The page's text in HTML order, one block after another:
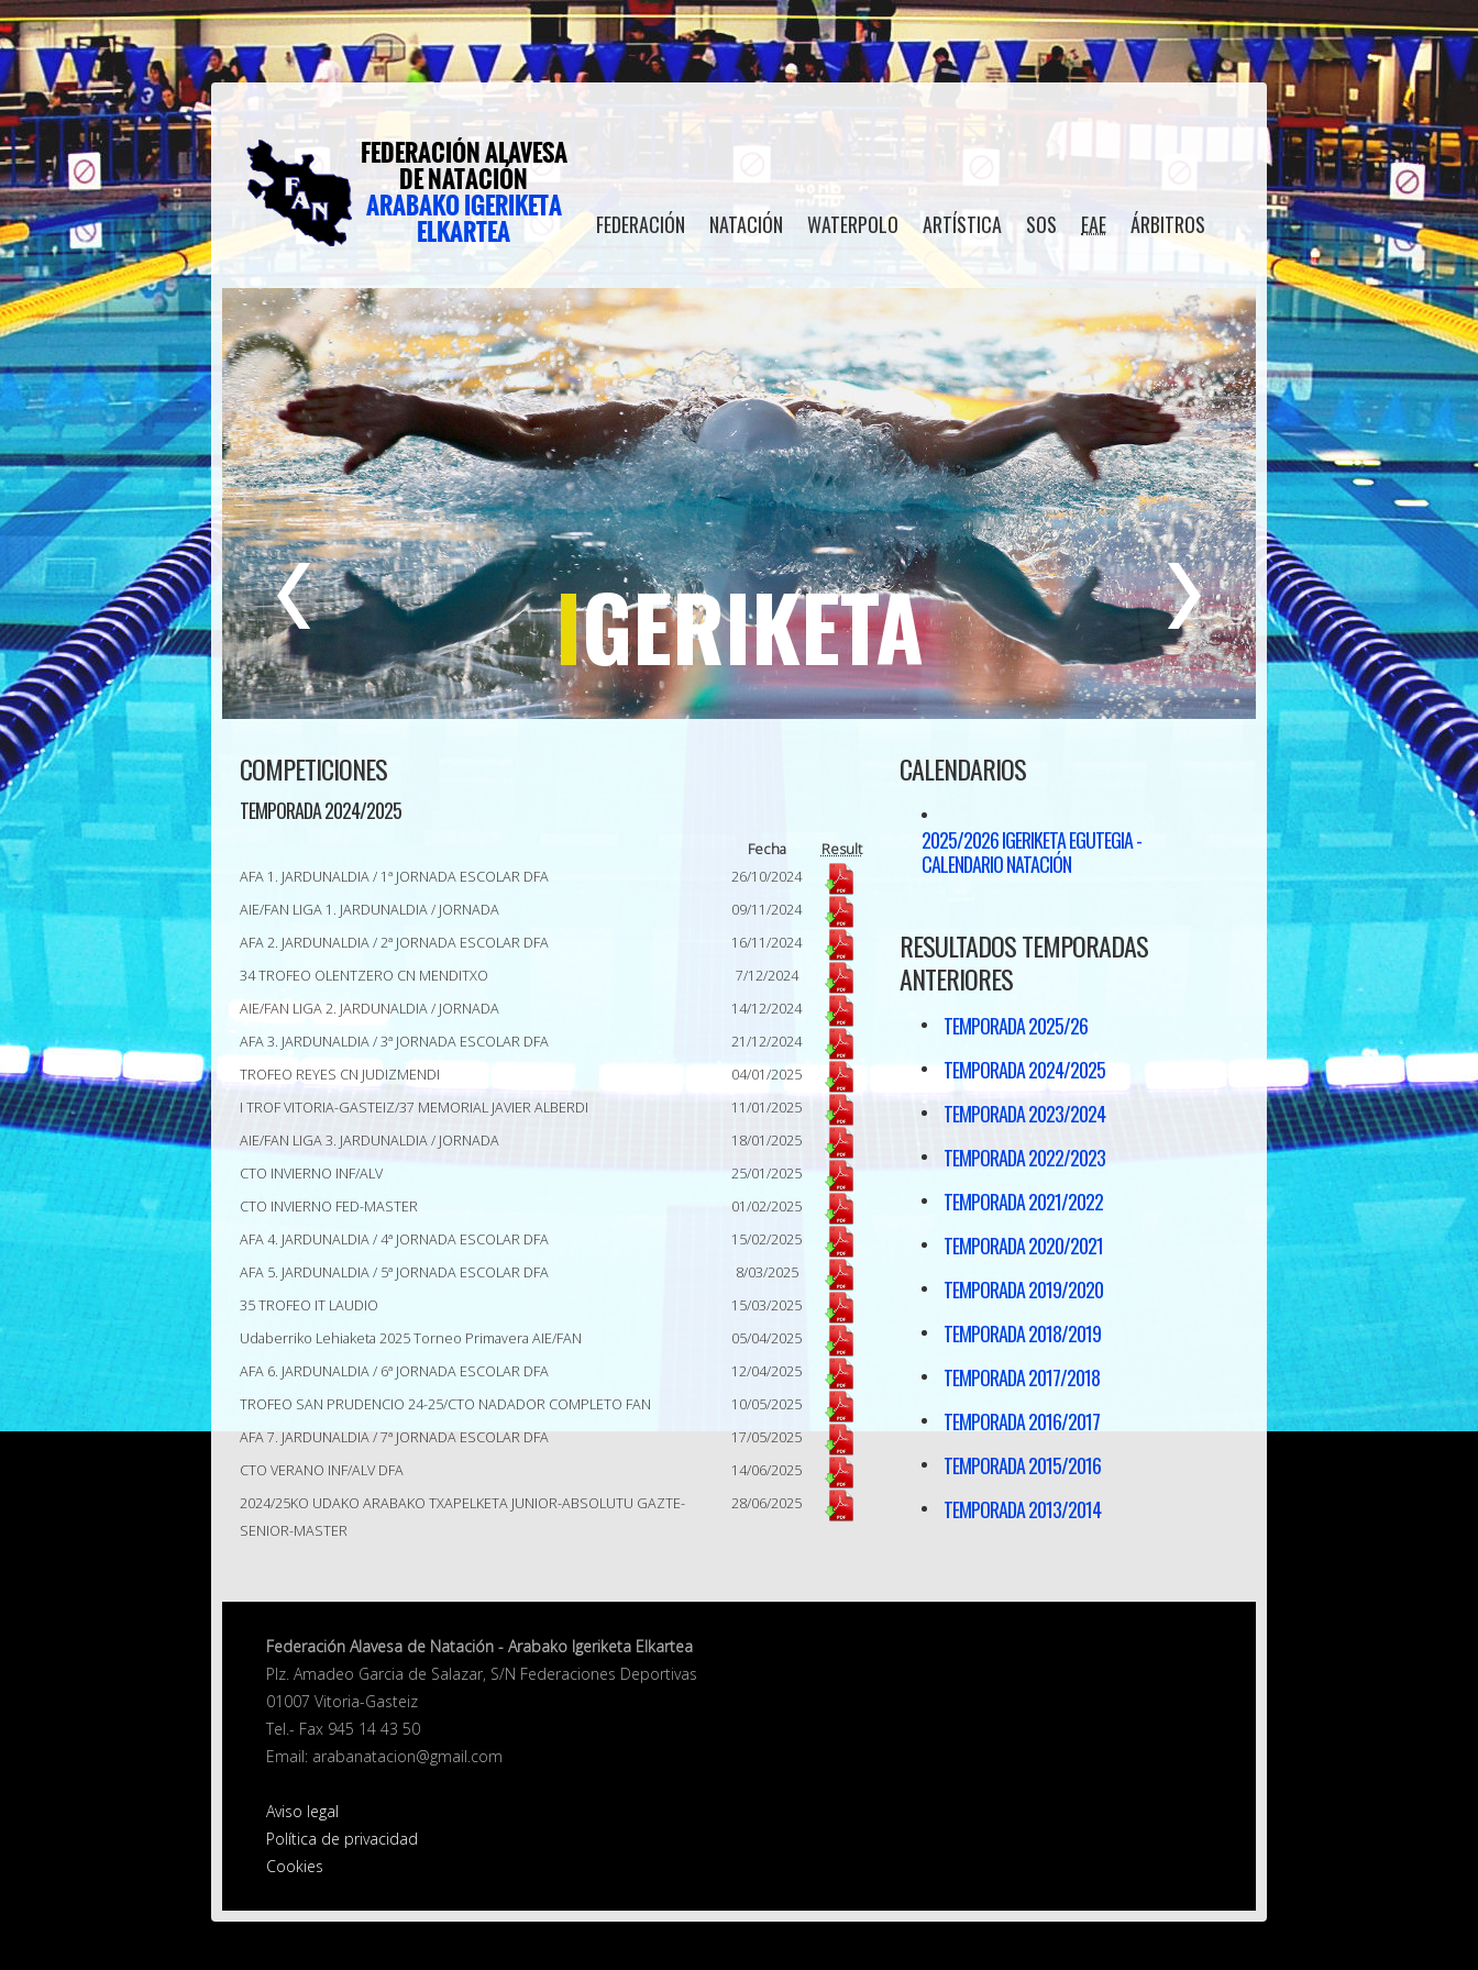
FEDERACIÓN NATACIÓN WATERPOLO ARTÍSTICA SOS EAE ÁRBITROS
IGERIKETA
COMPETICIONES
TEMPORADA 2024/2025
Fecha
Result
AFA 1. JARDUNALDIA / 1ª JORNADA ESCOLAR DFA
26/10/2024
AIE/FAN LIGA 1. JARDUNALDIA / JORNADA
09/11/2024
AFA 2. JARDUNALDIA / 2ª JORNADA ESCOLAR DFA
16/11/2024
34 TROFEO OLENTZERO CN MENDITXO
7/12/2024
AIE/FAN LIGA 2. JARDUNALDIA / JORNADA
14/12/2024
AFA 3. JARDUNALDIA / 3ª JORNADA ESCOLAR DFA
21/12/2024
TROFEO REYES CN JUDIZMENDI
04/01/2025
I TROF VITORIA-GASTEIZ/37 MEMORIAL JAVIER ALBERDI
11/01/2025
AIE/FAN LIGA 3. JARDUNALDIA / JORNADA
18/01/2025
CTO INVIERNO INF/ALV
25/01/2025
CTO INVIERNO FED-MASTER
01/02/2025
AFA 4. JARDUNALDIA / 4ª JORNADA ESCOLAR DFA
15/02/2025
AFA 5. JARDUNALDIA / 5ª JORNADA ESCOLAR DFA
8/03/2025
35 TROFEO IT LAUDIO
15/03/2025
Udaberriko Lehiaketa 2025 Torneo Primavera AIE/FAN
05/04/2025
AFA 6. JARDUNALDIA / 6ª JORNADA ESCOLAR DFA
12/04/2025
TROFEO SAN PRUDENCIO 24-25/CTO NADADOR COMPLETO FAN
10/05/2025
AFA 7. JARDUNALDIA / 7ª JORNADA ESCOLAR DFA
17/05/2025
CTO VERANO INF/ALV DFA
14/06/2025
2024/25KO UDAKO ARABAKO TXAPELKETA JUNIOR-ABSOLUTU GAZTE-
SENIOR-MASTER
28/06/2025
CALENDARIOS
2025/2026 IGERIKETA EGUTEGIA -
CALENDARIO NATACIÓN
RESULTADOS TEMPORADAS
ANTERIORES
TEMPORADA 2025/26
TEMPORADA 2024/2025
TEMPORADA 2023/2024
TEMPORADA 2022/2023
TEMPORADA 2021/2022
TEMPORADA 2020/2021
TEMPORADA 2019/2020
TEMPORADA 2018/2019
TEMPORADA 2017/2018
TEMPORADA 2016/2017
TEMPORADA 2015/2016
TEMPORADA 2013/2014
Federación Alavesa de Natación - Arabako Igeriketa Elkartea
Plz. Amadeo Garcia de Salazar, S/N Federaciones Deportivas
01007 Vitoria-Gasteiz
Tel.- Fax 945 14 43 50
Email: arabanatacion@gmail.com
Aviso legal
Política de privacidad
Cookies